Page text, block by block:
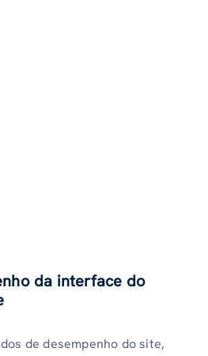
da interface do
de desempenho do site,